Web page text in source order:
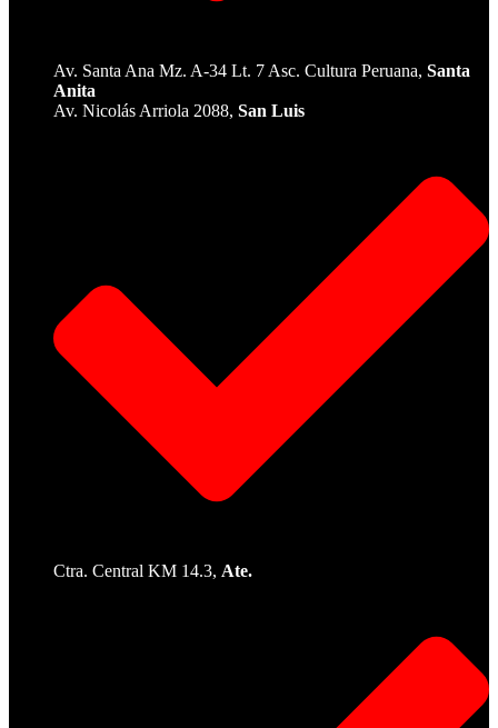
Av. Santa Ana Mz. A-34 Lt. 7 Asc. Cultura Peruana, Santa
Anita
Av. Nicolás Arriola 2088, San Luis
Ctra. Central KM 14.3, Ate.